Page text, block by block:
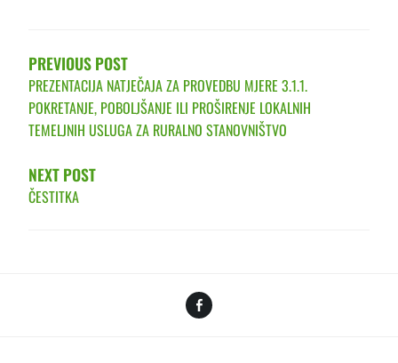
PREVIOUS POST
PREZENTACIJA NATJEČAJA ZA PROVEDBU MJERE 3.1.1.
POKRETANJE, POBOLJŠANJE ILI PROŠIRENJE LOKALNIH
TEMELJNIH USLUGA ZA RURALNO STANOVNIŠTVO
NEXT POST
ČESTITKA